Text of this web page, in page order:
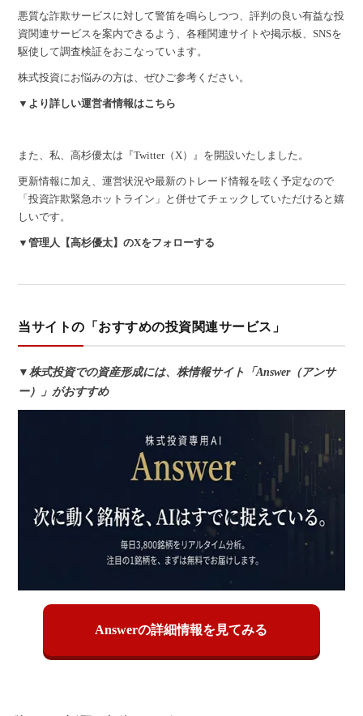
悪質な詐欺サービスに対して警笛を鳴らしつつ、評判の良い有益な投
資関連サービスを案内できるよう、各種関連サイトや掲示板、SNSを
駆使して調査検証をおこなっています。
株式投資にお悩みの方は、ぜひご参考ください。
▼より詳しい運営者情報はこちら
また、私、高杉優太は『Twitter（X）』を開設いたしました。
更新情報に加え、運営状況や最新のトレード情報を呟く予定なので
「投資詐欺緊急ホットライン」と併せてチェックしていただけると嬉
しいです。
▼管理人【高杉優太】のXをフォローする
当サイトの「おすすめの投資関連サービス」
▼株式投資での資産形成には、株情報サイト「Answer（アンサ
ー）」がおすすめ
Answerの詳細情報を見てみる